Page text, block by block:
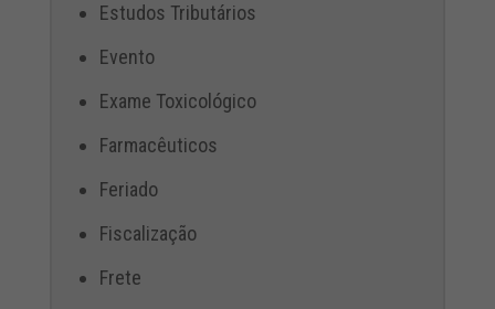
Estudos Tributários
Evento
Exame Toxicológico
Farmacêuticos
Feriado
Fiscalização
Frete